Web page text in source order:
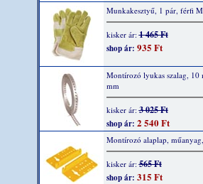
Munkakesztyű, 1 pár, férfi
kisker ár:1 465 Ft
shop ár: 935 Ft
Montírozó lyukas szalag, 10
mm
kisker ár:3 025 Ft
shop ár: 2 540 Ft
Montírozó alaplap,
kisker ár:565 Ft
shop ár: 315 Ft